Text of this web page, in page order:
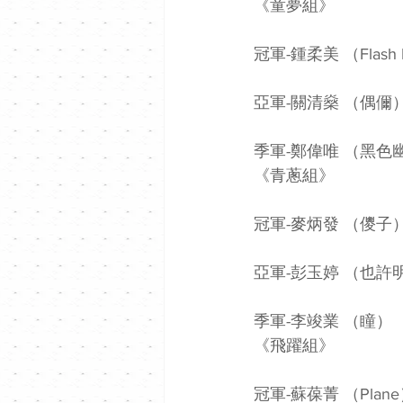
《童夢組》
冠軍-鍾柔美 （Flash
亞軍-關清燊 （偶儞）
季軍-鄭偉唯 （黑色
《青蔥組》
冠軍-麥炳發 （儍子）
亞軍-彭玉婷 （也許
季軍-李竣業 （瞳）
《飛躍組》
冠軍-蘇葆菁 （Plane